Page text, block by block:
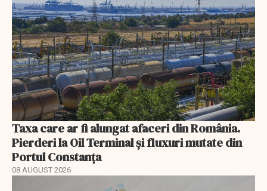
Taxa care ar fi alungat afaceri din România.
Pierderi la Oil Terminal și fluxuri mutate din
Portul Constanța
08 AUGUST 2026